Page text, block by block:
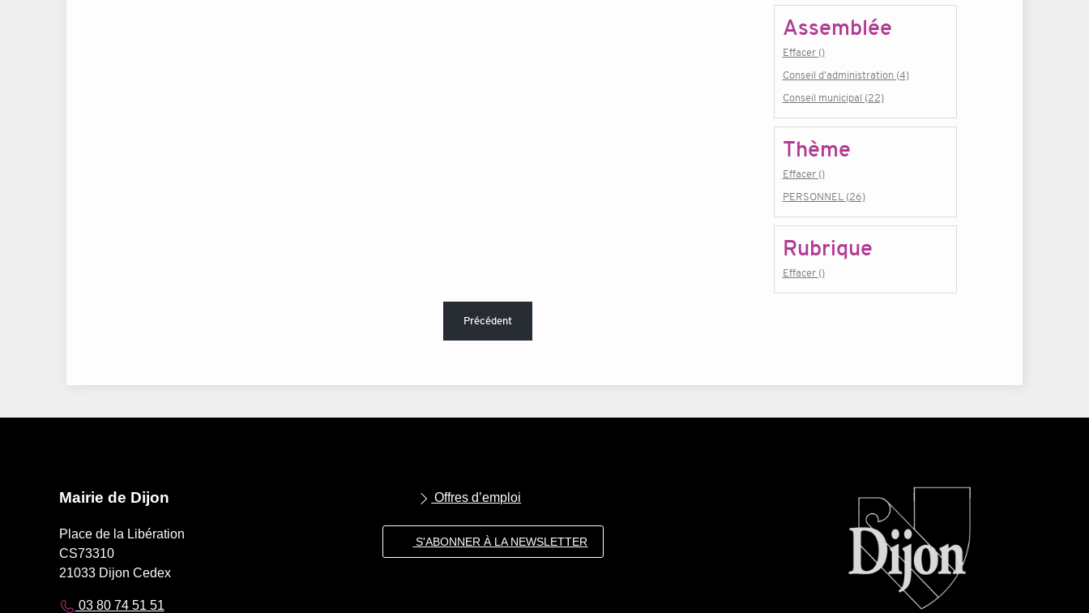
Assemblée
Effacer ()
Conseil d'administration (4)
Conseil municipal (22)
Thème
Effacer ()
PERSONNEL (26)
Rubrique
Effacer ()
Précédent
Mairie de Dijon
Place de la Libération
CS73310
21033 Dijon Cedex
03 80 74 51 51
Offres d’emploi
S'ABONNER À LA NEWSLETTER